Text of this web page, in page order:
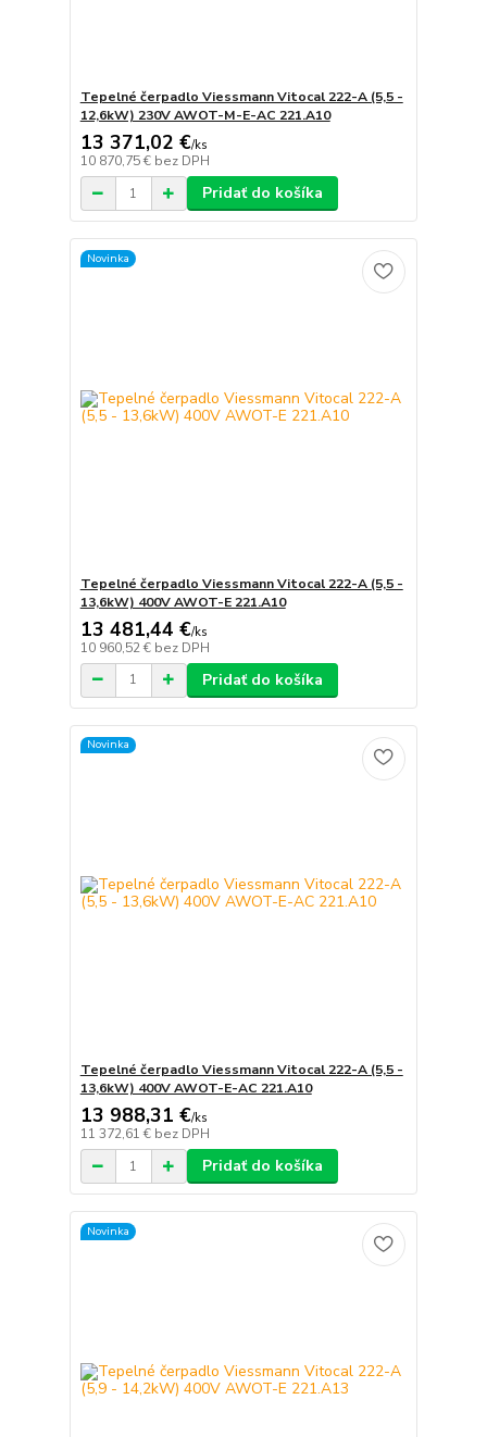
Tepelné čerpadlo Viessmann Vitocal 222-A (5,5 -
12,6kW) 230V AWOT-M-E-AC 221.A10
13 371,02 €/ks
10 870,75 € bez DPH
Pridať do košíka
Novinka
Tepelné čerpadlo Viessmann Vitocal 222-A (5,5 -
13,6kW) 400V AWOT-E 221.A10
13 481,44 €/ks
10 960,52 € bez DPH
Pridať do košíka
Novinka
Tepelné čerpadlo Viessmann Vitocal 222-A (5,5 -
13,6kW) 400V AWOT-E-AC 221.A10
13 988,31 €/ks
11 372,61 € bez DPH
Pridať do košíka
Novinka